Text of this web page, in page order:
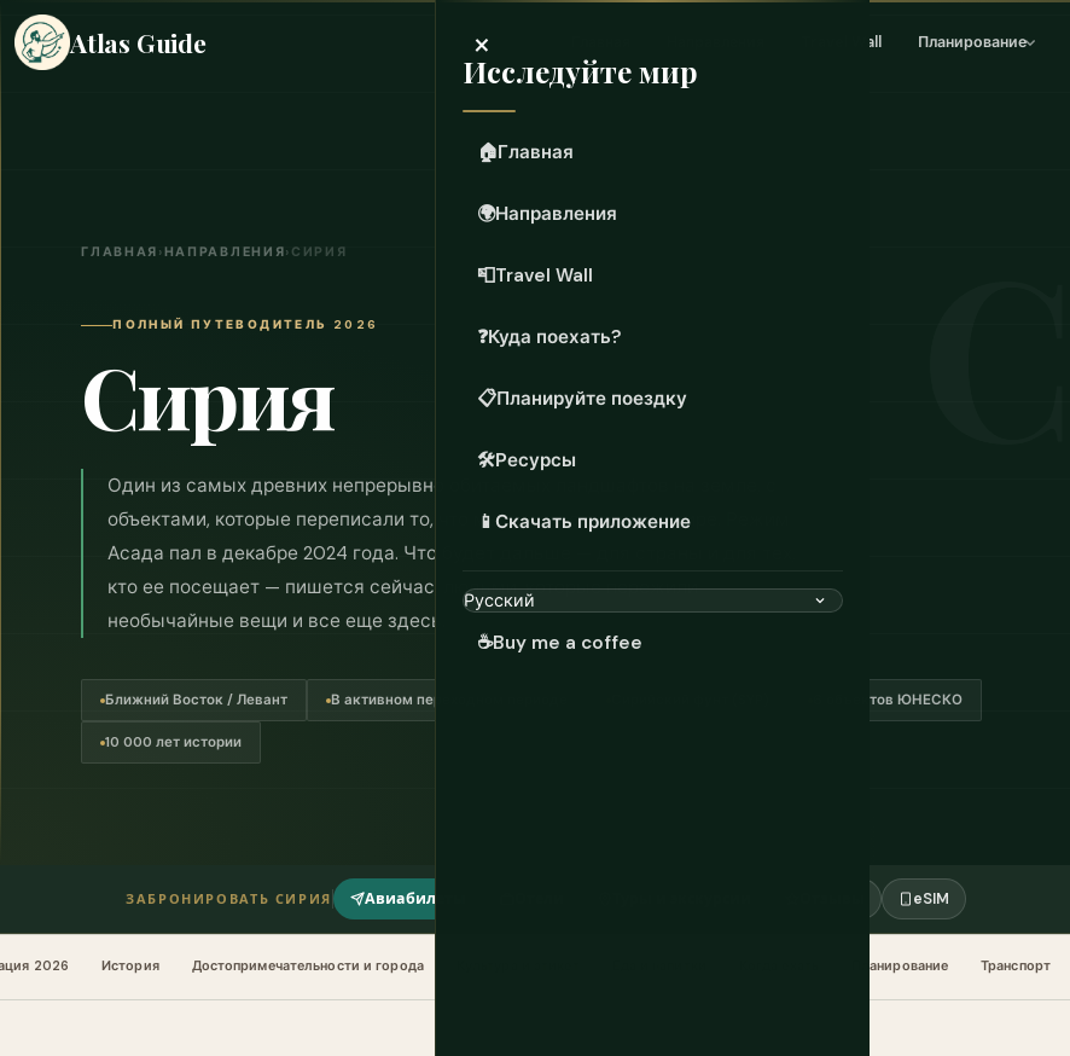
Atlas Guide Travel Wall Планирование
×
Исследуйте мир
🏠Главная
🌍Направления
📮Travel Wall
❓Куда поехать?
📋Планируйте поездку
🛠️Ресурсы
📱 Скачать приложение
☕Buy me a coffee
ГЛАВНАЯ ›НАПРАВЛЕНИЯ› СИРИЯ
ПОЛНЫЙ ПУТЕВОДИТЕЛЬ 2026
Сирия
Один из самых древних непрерывно обитаемых ландшафтов на земле, с
объектами, которые переписали то, что мы знаем о древнем мире. Режим
Асада пал в декабре 2024 года. Что будет дальше — для страны и для тех,
кто ее посещает — пишется сейчас, людьми, которые пережили
необычайные вещи и все еще здесь.
Ближний Восток / Левант В активном переходном периоде 6 объектов ЮНЕСКО
10 000 лет истории
ЗАБРОНИРОВАТЬ СИРИЯ Авиабилеты eSIM
2026 История Достопримечательности и города Планирование Транспорт